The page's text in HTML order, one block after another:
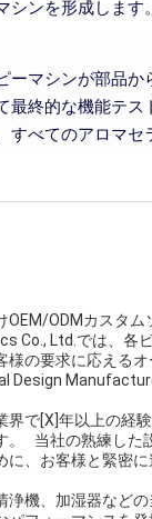
ンを形成します。
ーマシンが部品
最終的な機能テ
べてのアロマ
ODMカスタム
Co., Ltd.では、各
の要求に応える
Design
で[X]年以上の経
。 当社の熟練した
、お客様と緊密に
浄機、加湿器など